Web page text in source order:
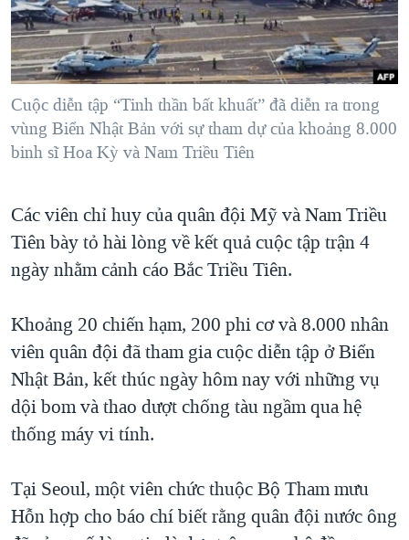
"Tìm"NGƯỜI VIỆT HẢI NGOẠI
ĐỜI SỐNG
KINH TẾ
KHOA HỌC
SỨC KHOẺ
THỂ THAO
GIÁO DỤC
TẠI
HÀNH TRÌNH BẦU CỬ 2024
MỘT NĂM CHIẾN TRANH TẠI DẢI GAZA
GIẢI MÃ VÀNH ĐAI & CON ĐƯỜNG
NGÀY TỊ NẠN THẾ GIỚI
CHI PHÍ CHIẾN TRANH AFGHANISTAN
CÁC GIÁ TRỊ CỘNG HÒA Ở VIỆT NAM
TRỊNH VĨNH BÌNH VS. CHÍNH PHỦ VIỆT NAM
NGƯ DÂN VIỆT VÀ LÀN SÓNG TRỘM HẢI SÂM
BÊN KIA QUỐC LỘ: TIẾNG VỌNG TỪ NÔNG THÔN MỸ
QUAN HỆ VIỆT MỸ
VIDEO
NGHE
MẠNG XÃ HỘI
Cuộc diễn tập “Tinh thần bất khuất” đã diễn ra trong
vùng Biển Nhật Bản với sự tham dự của khoảng 8.000
binh sĩ Hoa Kỳ và Nam Triều Tiên
Các viên chỉ huy của quân đội Mỹ và Nam Triều
Tiên bày tỏ hài lòng về kết quả cuộc tập trận 4
ngày nhằm cảnh cáo Bắc Triều Tiên.
Khoảng 20 chiến hạm, 200 phi cơ và 8.000 nhân
viên quân đội đã tham gia cuộc diễn tập ở Biển
Nhật Bản, kết thúc ngày hôm nay với những vụ
dội bom và thao dượt chống tàu ngầm qua hệ
thống máy vi tính.
Tại Seoul, một viên chức thuộc Bộ Tham mưu
Hỗn hợp cho báo chí biết rằng quân đội nước ông